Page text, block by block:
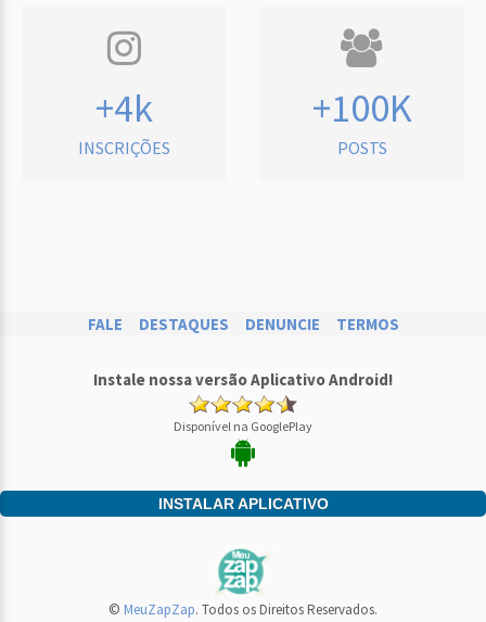
+4k
INSCRIÇÕES
+100K
POSTS
FALE DESTAQUES DENUNCIE TERMOS
Instale nossa versão Aplicativo Android!
Disponível na GooglePlay
INSTALAR APLICATIVO
© MeuZapZap. Todos os Direitos Reservados.